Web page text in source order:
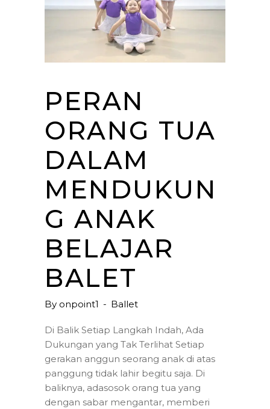
PERAN
ORANG TUA
DALAM
MENDUKUN
G ANAK
BELAJAR
BALET
By onpoint1 Ballet
Di Balik Setiap Langkah Indah, Ada
Dukungan yang Tak Terlihat Setiap
gerakan anggun seorang anak di atas
panggung tidak lahir begitu saja. Di
baliknya, adasosok orang tua yang
dengan sabar mengantar, memberi